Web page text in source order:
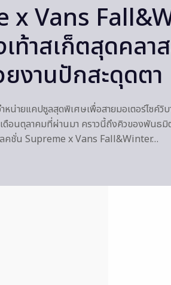
x Vans
ท้าสเก็ตสุดคลา
งานปักสะดุดตา
หน่ายแคปซูลสุดพิเศษเพื่อสายมอเตอร์ไซค์วิ
ดือนตุลาคมที่ผ่านมา คราวนี้ถึงคิวของพันธ
ลคชั่น Supreme x Vans Fall&Winter…